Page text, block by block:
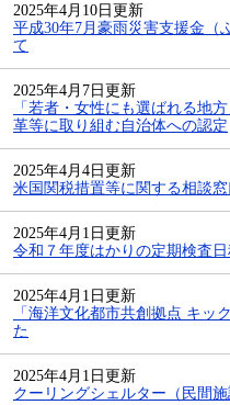
2025年4月10日更新
平成30年7月豪雨災害支援金（
て
2025年4月7日更新
「若者・女性にも選ばれる地
革等に取り組む自治体への認定
2025年4月4日更新
米国関税措置等に関する相談窓
2025年4月1日更新
令和７年度はかりの定期検査
2025年4月1日更新
「海洋文化都市共創拠点 キッ
た
2025年4月1日更新
クーリングシェルター（民間